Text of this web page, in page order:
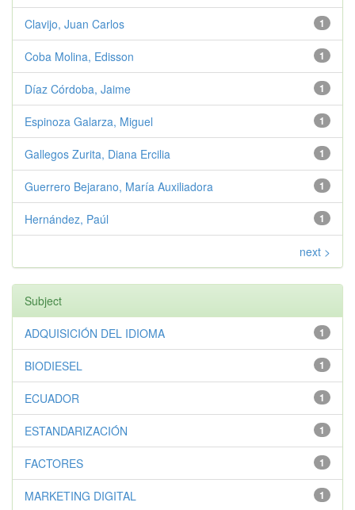
1
Clavijo, Juan Carlos
1
Coba Molina, Edisson
1
Díaz Córdoba, Jaime
1
Espinoza Galarza, Miguel
1
Gallegos Zurita, Diana Ercilia
1
Guerrero Bejarano, María Auxiliadora
1
Hernández, Paúl
next >
Subject
1
ADQUISICIÓN DEL IDIOMA
1
BIODIESEL
1
ECUADOR
1
ESTANDARIZACIÓN
1
FACTORES
1
MARKETING DIGITAL